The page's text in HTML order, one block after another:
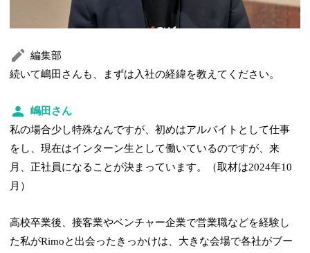
編集部
続いて嶋田さんも、まずは入社の経緯を教えてください。
嶋田さん
私の場合少し特殊なんですが、初めはアルバイトとして仕事
をし、現在はインターン生として働いているのですが、来
月、正社員になることが決まっています。（取材は2024年10
月）
高校卒業後、接客業やベンチャー企業で営業職などを経験し
た私がRimoと出会ったきっかけは、大きな会場で各社がブー